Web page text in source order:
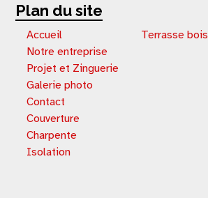
Plan du site
Accueil
Notre entreprise
Projet et Zinguerie
Galerie photo
Contact
Couverture
Charpente
Isolation
Terrasse bois